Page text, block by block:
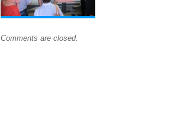
Comments are closed.